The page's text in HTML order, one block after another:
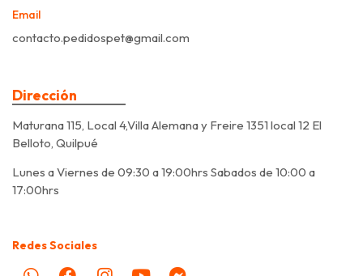
Email
contacto.pedidospet@gmail.com
Dirección
Maturana 115, Local 4,Villa Alemana y Freire 1351 local 12 El
Belloto, Quilpué
Lunes a Viernes de 09:30 a 19:00hrs Sabados de 10:00 a
17:00hrs
Redes Sociales